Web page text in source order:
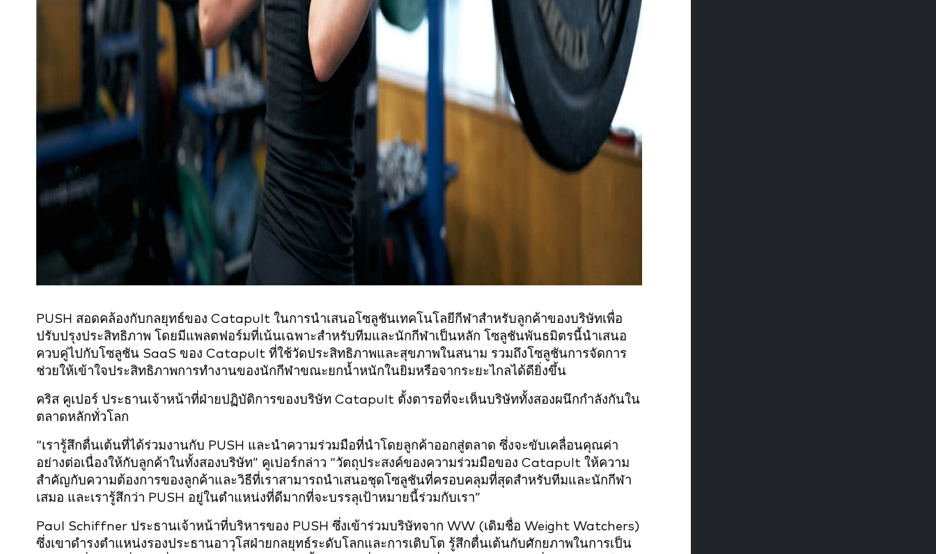
PUSH สอดคล้องกับกลยุทธ์ของ Catapult ในการนำเสนอโซลูชันเทคโนโลยีกีฬาสำหรับลูกค้าของบริษัทเพื่อ
ปรับปรุงประสิทธิภาพ โดยมีแพลตฟอร์มที่เน้นเฉพาะสำหรับทีมและนักกีฬาเป็นหลัก โซลูชันพันธมิตรนี้นำเสนอ
ควบคู่ไปกับโซลูชัน SaaS ของ Catapult ที่ใช้วัดประสิทธิภาพและสุขภาพในสนาม รวมถึงโซลูชันการจัดการ
ช่วยให้เข้าใจประสิทธิภาพการทำงานของนักกีฬาขณะยกน้ำหนักในยิมหรือจากระยะไกลได้ดียิ่งขึ้น
คริส คูเปอร์ ประธานเจ้าหน้าที่ฝ่ายปฏิบัติการของบริษัท Catapult ตั้งตารอที่จะเห็นบริษัททั้งสองผนึกกำลังกันใน
ตลาดหลักทั่วโลก
“เรารู้สึกตื่นเต้นที่ได้ร่วมงานกับ PUSH และนำความร่วมมือที่นำโดยลูกค้าออกสู่ตลาด ซึ่งจะขับเคลื่อนคุณค่า
อย่างต่อเนื่องให้กับลูกค้าในทั้งสองบริษัท” คูเปอร์กล่าว “วัตถุประสงค์ของความร่วมมือของ Catapult ให้ความ
สำคัญกับความต้องการของลูกค้าและวิธีที่เราสามารถนำเสนอชุดโซลูชันที่ครอบคลุมที่สุดสำหรับทีมและนักกีฬา
เสมอ และเรารู้สึกว่า PUSH อยู่ในตำแหน่งที่ดีมากที่จะบรรลุเป้าหมายนี้ร่วมกับเรา”
Paul Schiffner ประธานเจ้าหน้าที่บริหารของ PUSH ซึ่งเข้าร่วมบริษัทจาก WW (เดิมชื่อ Weight Watchers)
ซึ่งเขาดำรงตำแหน่งรองประธานอาวุโสฝ่ายกลยุทธ์ระดับโลกและการเติบโต รู้สึกตื่นเต้นกับศักยภาพในการเป็น